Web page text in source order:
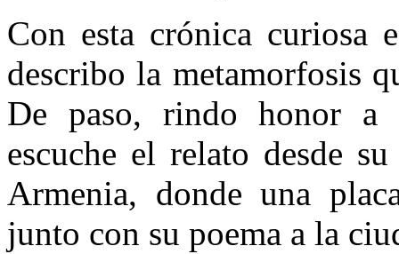
Con esta crónica curiosa
describo la metamorfosis
De paso, rindo honor a
escuche el relato desde
Armenia, donde una
junto con su poema a la